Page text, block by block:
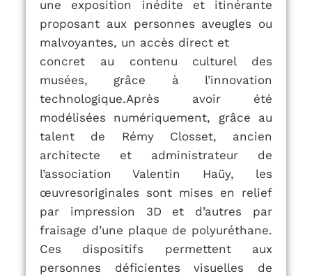
une exposition inédite et itinérante
proposant aux personnes aveugles ou
malvoyantes, un accès direct et
concret au contenu culturel des
musées, grâce à l’innovation
technologique.Après avoir été
modélisées numériquement, grâce au
talent de Rémy Closset, ancien
architecte et administrateur de
l’association Valentin Haüy, les
œuvresoriginales sont mises en relief
par impression 3D et d’autres par
fraisage d’une plaque de polyuréthane.
Ces dispositifs permettent aux
personnes déficientes visuelles de